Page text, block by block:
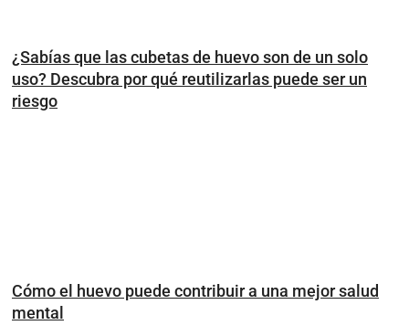
¿Sabías que las cubetas de huevo son de un solo
uso? Descubra por qué reutilizarlas puede ser un
riesgo
Cómo el huevo puede contribuir a una mejor salud
mental